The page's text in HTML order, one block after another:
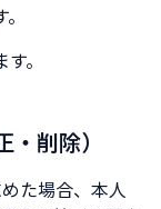
。
削除）
た場合、本人